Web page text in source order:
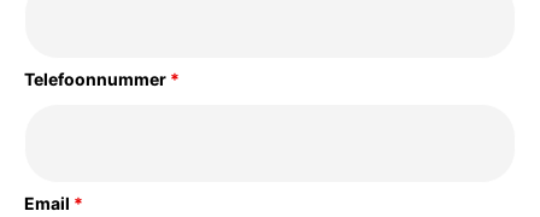
Telefoonnummer *
Email *